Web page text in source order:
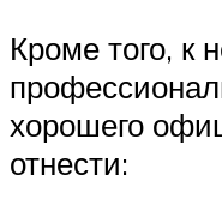
Кроме того, к
хорошего
отнести: